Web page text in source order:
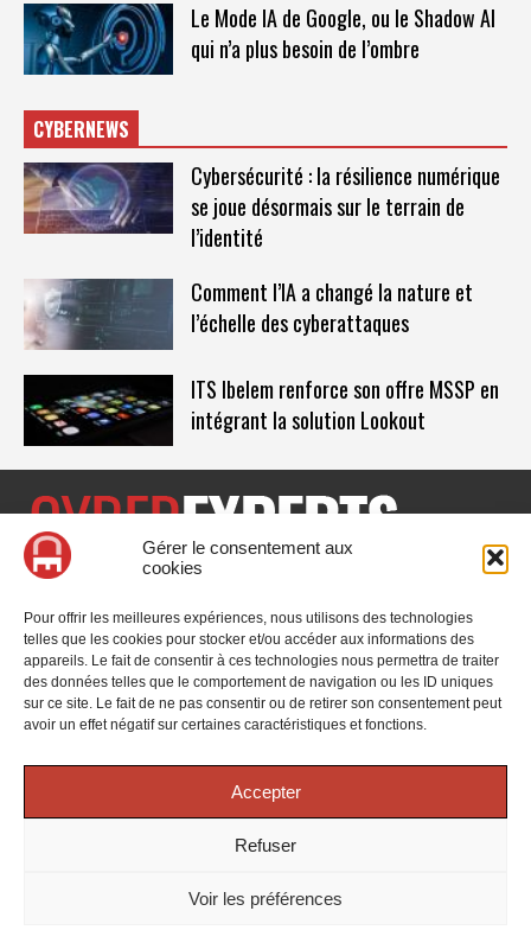
Gérer le consentement aux
cookies
Pour offrir les meilleures expériences, nous utilisons des technologies
telles que les cookies pour stocker et/ou accéder aux informations des
appareils. Le fait de consentir à ces technologies nous permettra de traiter
des données telles que le comportement de navigation ou les ID uniques
sur ce site. Le fait de ne pas consentir ou de retirer son consentement peut
avoir un effet négatif sur certaines caractéristiques et fonctions.
Accepter
Refuser
Voir les préférences
Le Mode IA de Google, ou le Shadow AI
qui n’a plus besoin de l’ombre
CYBERNEWS
Cybersécurité : la résilience numérique
se joue désormais sur le terrain de
l’identité
Comment l’IA a changé la nature et
l’échelle des cyberattaques
ITS Ibelem renforce son offre MSSP en
intégrant la solution Lookout
CyberExperts.tech est un média dédié à la sécurité informatique
l'actualité, des retours d'utilisateurs, des évènements, des livres
blancs et les nominations du secteur. Retrouvez toutes les
informations sur les innovations en cybersécurité.
Vous cherchez quelque chose ?
Politique de confidentialité| Google reCAPTCHA :